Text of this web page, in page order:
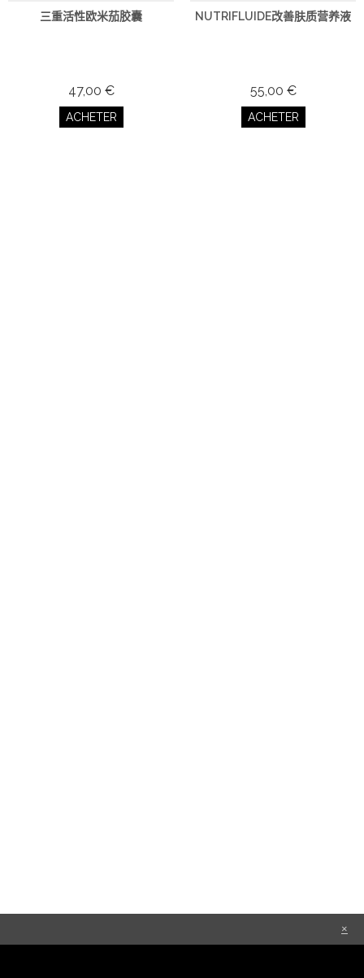
三重活性欧米茄胶囊
47,00 €
ACHETER
NUTRIFLUIDE改善肤质营养液
55,00 €
ACHETER